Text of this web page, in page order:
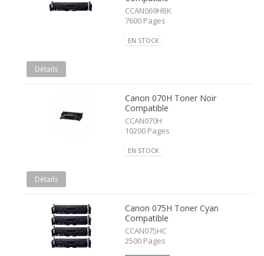
CCAN069HBK
7600 Pages
EN STOCK
Détails
Canon 070H Toner Noir
Compatible
CCAN070H
10200 Pages
EN STOCK
Détails
Canon 075H Toner Cyan
Compatible
CCAN075HC
2500 Pages